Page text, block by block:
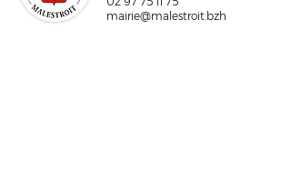
mairie@malestroit.bzh